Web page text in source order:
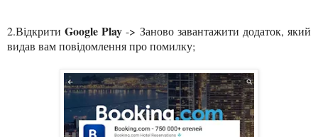
2.ВідкритиGoogle Play-> Заново завантажити додаток, який
видав вам повідомлення про помилку;